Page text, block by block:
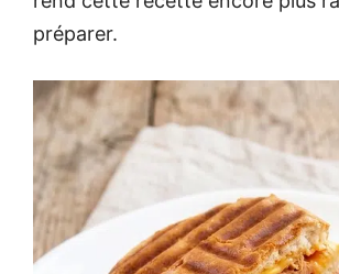
préparer.